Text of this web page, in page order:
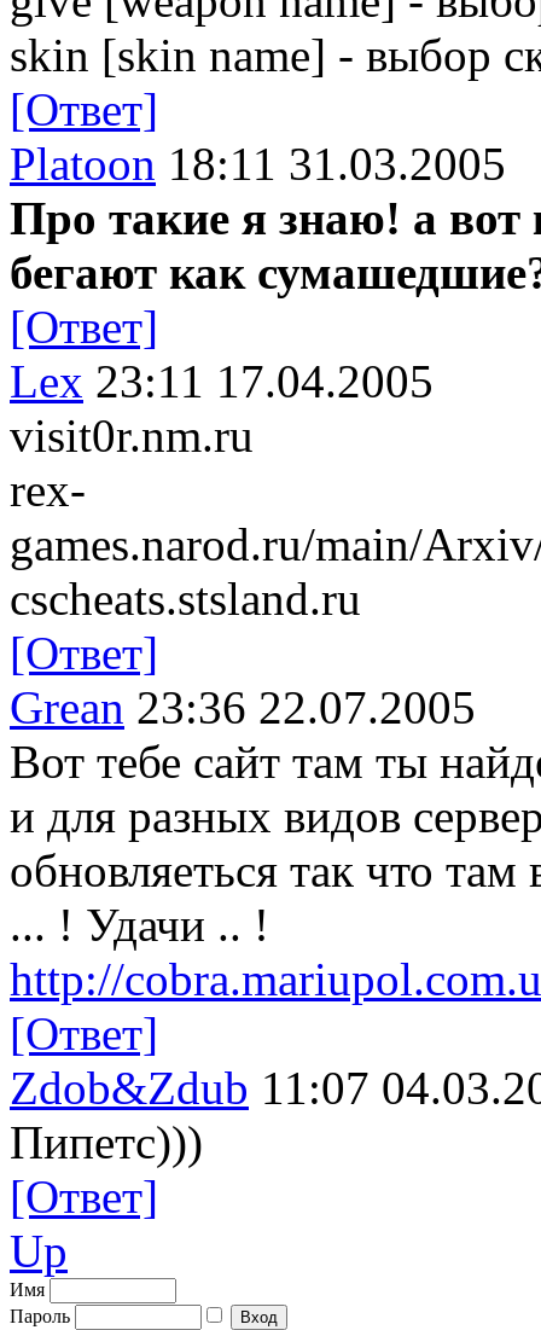
skin [skin name] - выбор
[Ответ]
Platoon 18:11 31.03.2005
Про такие я знаю! а вот
бегают как
[Ответ]
Lex 23:11 17.04.2005
visit0r.nm.ru
rex-
games.narod.ru/main/
cscheats.stsland.ru
[Ответ]
Grean 23:36 22.07.2005
Вот тебе сайт там ты
и для разных видов
обновляеться так что
... ! Удачи .. !
http://
[Ответ]
Zdob&Zdub 11:07
Пипетс)))
[Ответ]
Up
Имя
Пароль